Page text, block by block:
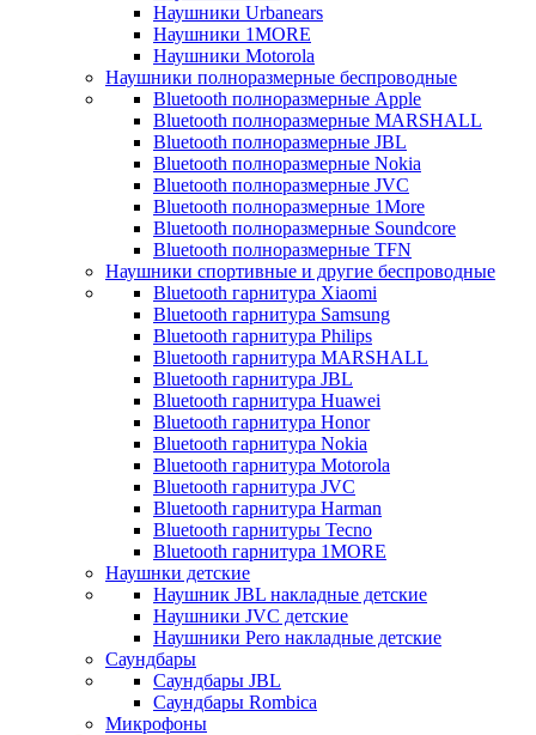
Наушники Urbanears
Наушники 1MORE
Наушники Motorola
Наушники полноразмерные беспроводные
Bluetooth полноразмерные Apple
Bluetooth полноразмерные MARSHALL
Bluetooth полноразмерные JBL
Bluetooth полноразмерные Nokia
Bluetooth полноразмерные JVC
Bluetooth полноразмерные 1More
Bluetooth полноразмерные Soundcore
Bluetooth полноразмерные TFN
Наушники спортивные и другие беспроводные
Bluetooth гарнитура Xiaomi
Bluetooth гарнитура Samsung
Bluetooth гарнитура Philips
Bluetooth гарнитура MARSHALL
Bluetooth гарнитура JBL
Bluetooth гарнитура Huawei
Bluetooth гарнитура Honor
Bluetooth гарнитура Nokia
Bluetooth гарнитура Motorola
Bluetooth гарнитура JVC
Bluetooth гарнитура Harman
Bluetooth гарнитуры Tecno
Bluetooth гарнитура 1MORE
Наушнки детские
Наушник JBL накладные детские
Наушники JVC детские
Наушники Pero накладные детские
Саундбары
Саундбары JBL
Саундбары Rombica
Микрофоны